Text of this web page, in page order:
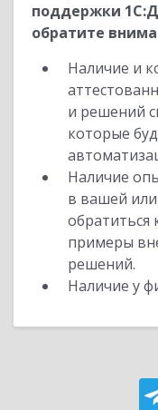
поддержки
обратите
Наличие и
и решений
которые
Наличие
в вашей
обратиться
примеры
решений.
Наличие у